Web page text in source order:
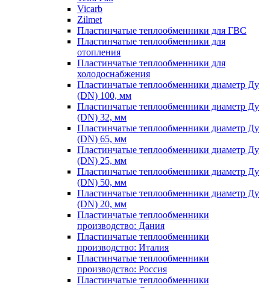
Vicarb
Zilmet
Пластинчатые теплообменники для ГВС
Пластинчатые теплообменники для
отопления
Пластинчатые теплообменники для
холодоснабжения
Пластинчатые теплообменники диаметр Ду
(DN) 100, мм
Пластинчатые теплообменники диаметр Ду
(DN) 32, мм
Пластинчатые теплообменники диаметр Ду
(DN) 65, мм
Пластинчатые теплообменники диаметр Ду
(DN) 25, мм
Пластинчатые теплообменники диаметр Ду
(DN) 50, мм
Пластинчатые теплообменники диаметр Ду
(DN) 20, мм
Пластинчатые теплообменники
производство: Дания
Пластинчатые теплообменники
производство: Италия
Пластинчатые теплообменники
производство: Россия
Пластинчатые теплообменники